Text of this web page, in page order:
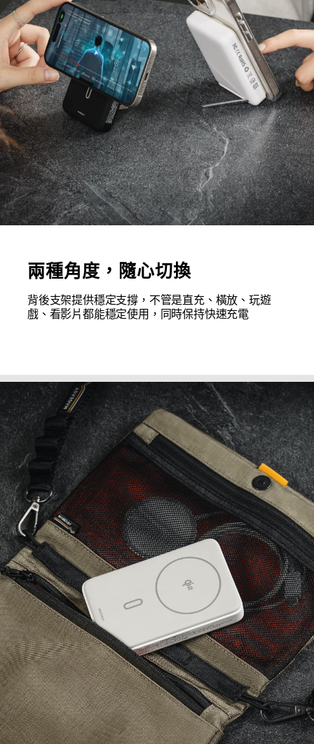
兩種角度，隨心切換
背後支架提供穩定支撐，不管是直充、橫放、玩遊
戲、看影片都能穩定使用，同時保持快速充電